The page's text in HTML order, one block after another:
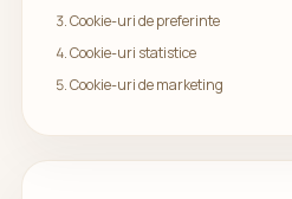
Cookie-uri de preferinte
Cookie-uri statistice
Cookie-uri de marketing